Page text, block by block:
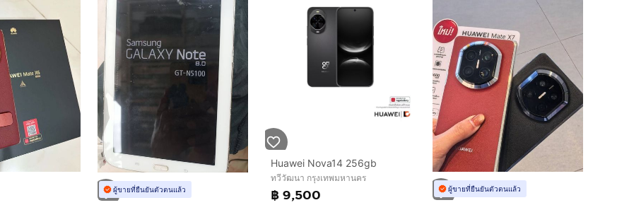
ผู้ขายที่ยืนยันตัวตนแล้ว
Huawei Nova14 256gb
ทวีวัฒนา กรุงเทพมหานคร
฿ 9,500 ผู้ขายที่ยืนยันตัวตนแล้ว